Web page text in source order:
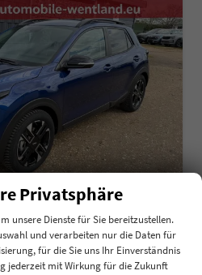
Privatsphäre
unsere Dienste für Sie bereitzustellen.
und verarbeiten nur die Daten für
für die Sie uns Ihr Einverständnis
jederzeit mit Wirkung für die Zukunft